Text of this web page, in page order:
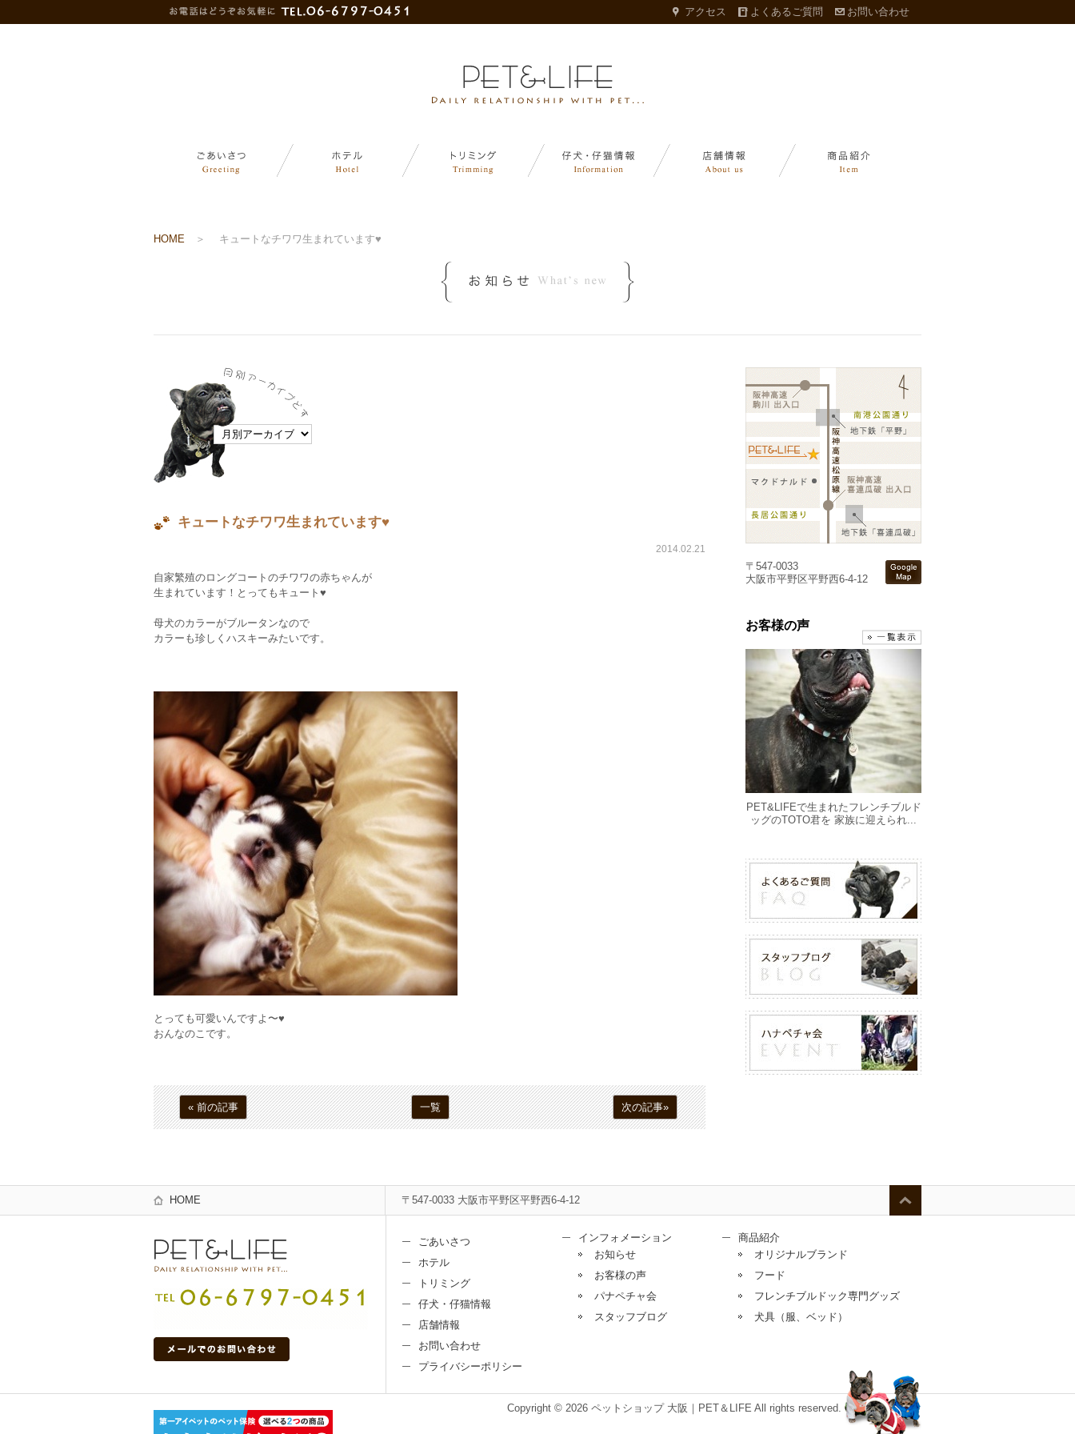
アクセス よくあるご質問 お問い合わせ
HOME ＞ キュートなチワワ生まれています♥
キュートなチワワ生まれています♥
2014.02.21
自家繁殖のロングコートのチワワの赤ちゃんが
生まれています！とってもキュート♥
母犬のカラーがブルータンなので
カラーも珍しくハスキーみたいです。
とっても可愛いんですよ〜♥
おんなのこです。
« 前の記事 一覧 次の記事»
〒547-0033
大阪市平野区平野西6-4-12
お客様の声
PET&LIFEで生まれたフレンチブルド
ッグのTOTO君を 家族に迎えられ...
HOME 〒547-0033 大阪市平野区平野西6-4-12
ごあいさつ
ホテル
トリミング
仔犬・仔猫情報
店舗情報
お問い合わせ
プライバシーポリシー
インフォメーション
お知らせ
お客様の声
パナペチャ会
スタッフブログ
商品紹介
オリジナルブランド
フード
フレンチブルドック専門グッズ
犬具（服、ベッド）
Copyright © 2026 ペットショップ 大阪｜PET＆LIFE All rights reserved.